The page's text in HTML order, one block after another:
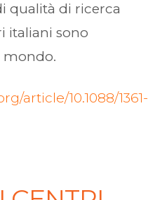
qualità di ricerca
italiani sono
article/10.1088/1361-